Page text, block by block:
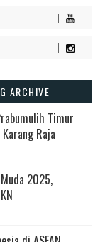
ARCHIVE
Timur
Raja
2025,